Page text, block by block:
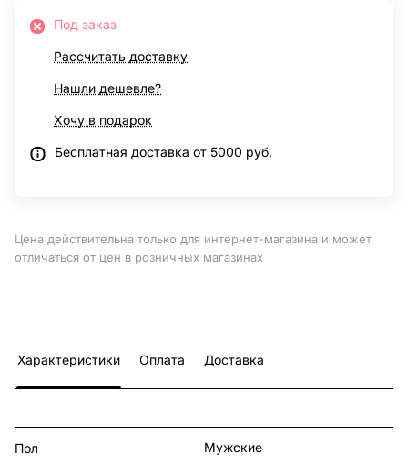
Под заказ
Рассчитать доставку
Нашли дешевле?
Хочу в подарок
Бесплатная доставка от 5000 руб.
Цена действительна только для интернет-магазина и может
отличаться от цен в розничных магазинах
Характеристики Оплата Доставка
Пол Мужские